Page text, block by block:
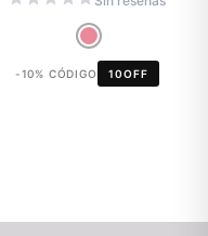
-10% CÓDIGO 10OFF